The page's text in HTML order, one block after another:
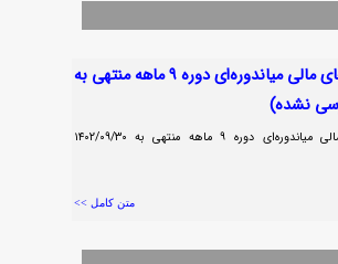
اطلاعات و صورت‌های مالی میاندوره‌ای دوره ۹ ماهه منتهی به
اطلاعات و صورت‌های مالی میاندوره‌ای دوره ۹ ماهه منتهی به ۱۴۰۲/۰۹/۳۰
متن کامل >>